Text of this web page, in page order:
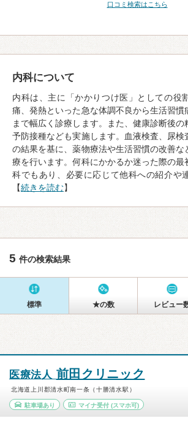
口コミ検索はこちら
内科について
内科は、主に「かかりつけ医」としての役
痛、発熱といった急な体調不良から生活習慣
まで幅広く診療します。また、健康診断後
予防接種なども実施します。血液検査、尿検
の結果を基に、薬物療法や生活習慣の改善な
療を行います。何科にかかるか迷った際の最
科でもあり、必要に応じて他科への紹介や
【続きを読む】
5 件の検索結果
標準 ★の数 レビュー
医療法人 前田クリニック
北海道上川郡清水町南一条（十勝清水駅）
駐車場あり マイナ受付(スマホ可)